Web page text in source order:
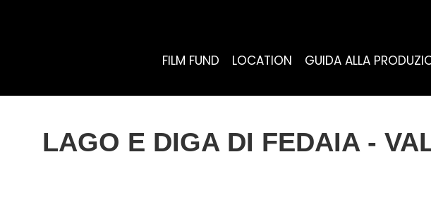
FILM FUND LOCATION GUIDA ALLA
LAGO E DIGA DI FEDAIA -